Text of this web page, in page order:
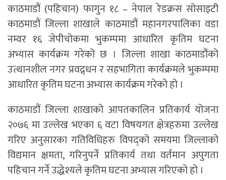
काठमाडौं (पहिचान) फागुन १८ – नेपाल रेडक्रस सोसाइटी
काठमाडौं जिल्ला शाखाले काठमाडौं महानगरपालिका वडा
नम्वर १६ जेपीचोकमा भुकम्पमा आधारित कृतिम घटना
अभ्यास कार्यक्रम गरेको छ । जिल्ला शाखा काठमाडौंको
उत्थानशील नगर प्रवद्र्धन र सहभागिता कार्यक्रमले भुकम्पमा
आधारित कृतिम घटना अभ्यास कार्यक्रम गरेको हो ।
काठमाडौं जिल्ला शाखाको आपतकालिन प्रतिकार्य योजना
२०७६ मा उल्लेख भएका ६ वटा विषयगत क्षेत्रहरुमा उल्लेख
गरिए अनुसारका गतिविधिहरु विपद्को समयमा जिल्लाको
विद्यमान क्षमता, गरिनुपर्ने प्रतिकार्य तथा वर्तमान अपुगता
पहिचान गर्ने उद्धेश्यले कृतिम घटना अभ्यास गरिएको हो ।